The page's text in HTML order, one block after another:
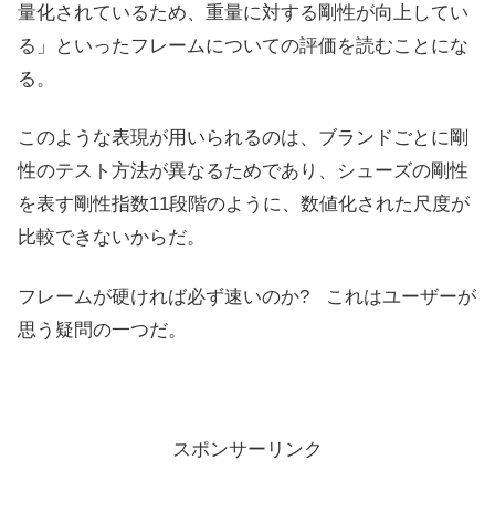
量化されているため、重量に対する剛性が向上してい
る」といったフレームについての評価を読むことにな
る。
このような表現が用いられるのは、ブランドごとに剛
性のテスト方法が異なるためであり、シューズの剛性
を表す剛性指数11段階のように、数値化された尺度が
比較できないからだ。
フレームが硬ければ必ず速いのか? これはユーザーが
思う疑問の一つだ。
スポンサーリンク